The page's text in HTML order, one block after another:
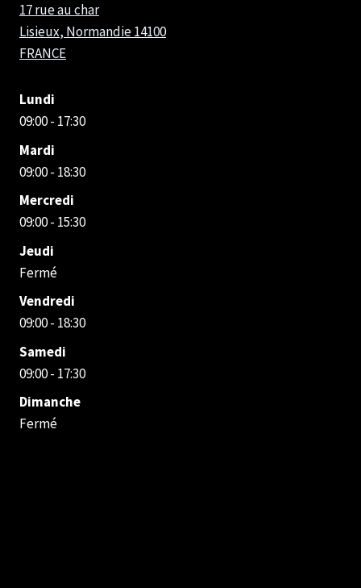
17 rue au char
Lisieux, Normandie14100
FRANCE
Lundi
09:00 - 17:30
Mardi
09:00 - 18:30
Mercredi
09:00 - 15:30
Jeudi
Fermé
Vendredi
09:00 - 18:30
Samedi
09:00 - 17:30
Dimanche
Fermé